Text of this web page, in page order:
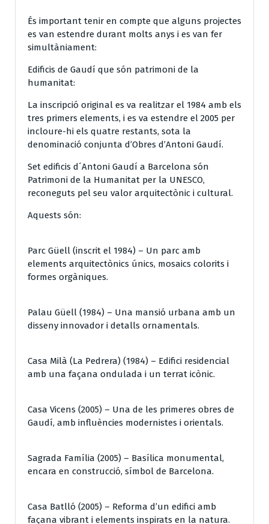
És important tenir en compte que alguns projectes
es van estendre durant molts anys i es van fer
simultàniament:
Edificis de Gaudí que són patrimoni de la
humanitat:
La inscripció original es va realitzar el 1984 amb els
tres primers elements, i es va estendre el 2005 per
incloure-hi els quatre restants, sota la
denominació conjunta d’Obres d’Antoni Gaudí.
Set edificis d´Antoni Gaudí a Barcelona són
Patrimoni de la Humanitat per la UNESCO,
reconeguts pel seu valor arquitectònic i cultural.
Aquests són:
Parc Güell (inscrit el 1984) – Un parc amb
elements arquitectònics únics, mosaics colorits i
formes orgàniques.
Palau Güell (1984) – Una mansió urbana amb un
disseny innovador i detalls ornamentals.
Casa Milà (La Pedrera) (1984) – Edifici residencial
amb una façana ondulada i un terrat icònic.
Casa Vicens (2005) – Una de les primeres obres de
Gaudí, amb influències modernistes i orientals.
Sagrada Família (2005) – Basílica monumental,
encara en construcció, símbol de Barcelona.
Casa Batlló (2005) – Reforma d’un edifici amb
façana vibrant i elements inspirats en la natura.